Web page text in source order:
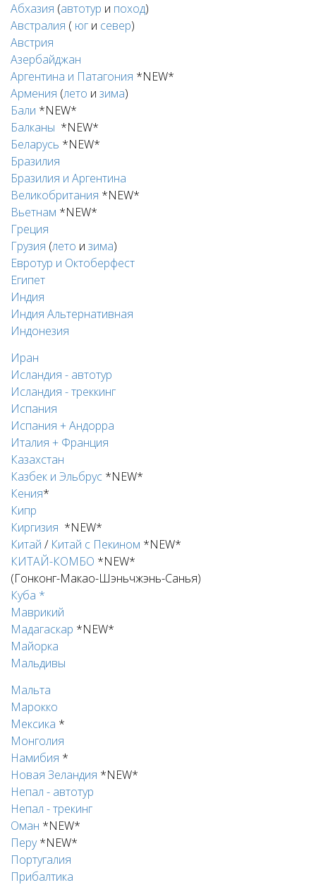
Абхазия (автотур и поход)
Австралия ( юг и север)
Австрия
Азербайджан
Аргентина и Патагония *NEW*
Армения (лето и зима)
Бали *NEW*
Балканы *NEW*
Беларусь *NEW*
Бразилия
Бразилия и Аргентина
Великобритания *NEW*
Вьетнам *NEW*
Греция
Грузия (лето и зима)
Евротур и Октоберфест
Египет
Индия
Индия Альтернативная
Индонезия
Иран
Исландия - автотур
Исландия - треккинг
Испания
Испания + Андорра
Италия + Франция
Казахстан
Казбек и Эльбрус *NEW*
Кения*
Кипр
Киргизия *NEW*
Китай / Китай с Пекином *NEW*
КИТАЙ-КОМБО *NEW*
(Гонконг-Макао-Шэньчжэнь-Санья)
Куба *
Маврикий
Мадагаскар *NEW*
Майорка
Мальдивы
Мальта
Марокко
Мексика *
Монголия
Намибия *
Новая Зеландия *NEW*
Непал - автотур
Непал - трекинг
Оман *NEW*
Перу*NEW*
Португалия
Прибалтика